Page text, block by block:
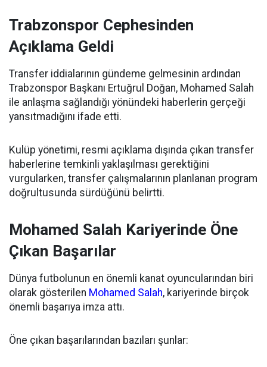
Trabzonspor Cephesinden
Açıklama Geldi
Transfer iddialarının gündeme gelmesinin ardından
Trabzonspor Başkanı Ertuğrul Doğan, Mohamed Salah
ile anlaşma sağlandığı yönündeki haberlerin gerçeği
yansıtmadığını ifade etti.
Kulüp yönetimi, resmi açıklama dışında çıkan transfer
haberlerine temkinli yaklaşılması gerektiğini
vurgularken, transfer çalışmalarının planlanan program
doğrultusunda sürdüğünü belirtti.
Mohamed Salah Kariyerinde Öne
Çıkan Başarılar
Dünya futbolunun en önemli kanat oyuncularından biri
olarak gösterilen Mohamed Salah, kariyerinde birçok
önemli başarıya imza attı.
Öne çıkan başarılarından bazıları şunlar: